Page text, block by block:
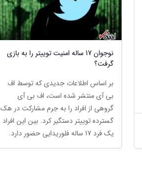
نوجوان 17 ساله امنیت توییتر را به بازی
گرفت؟
بر اساس اطلاعات جدیدی که توسط اف
بی آی منتشر شده است، اف بی آی
گروهی از افراد را به جرم مشارکت در هک
گسترده توییتر دستگیر کرد. بین این افراد
یک فرد 17 ساله فلوریدایی حضور دارد.